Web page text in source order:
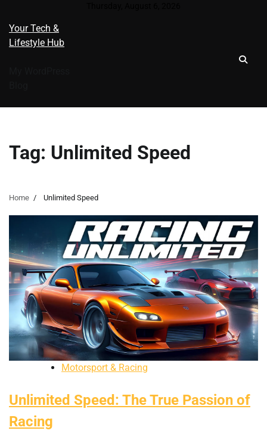
content
Your Tech &
Lifestyle Hub
Tag: Unlimited Speed
Home Unlimited Speed
Motorsport & Racing
Unlimited Speed: The True Passion of
Racing